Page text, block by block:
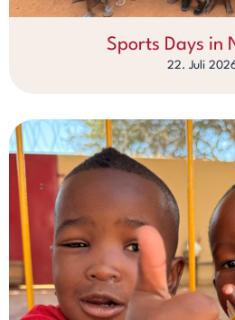
Sports Days in
22. Juli